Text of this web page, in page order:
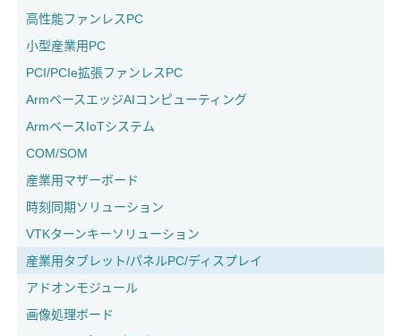
高性能ファンレスPC
小型産業用PC
PCI/PCIe拡張ファンレスPC
ArmベースエッジAIコンピューティング
ArmベースIoTシステム
COM/SOM
産業用マザーボード
時刻同期ソリューション
VTKターンキーソリューション
産業用タブレット/パネルPC/ディスプレイ
アドオンモジュール
画像処理ボード